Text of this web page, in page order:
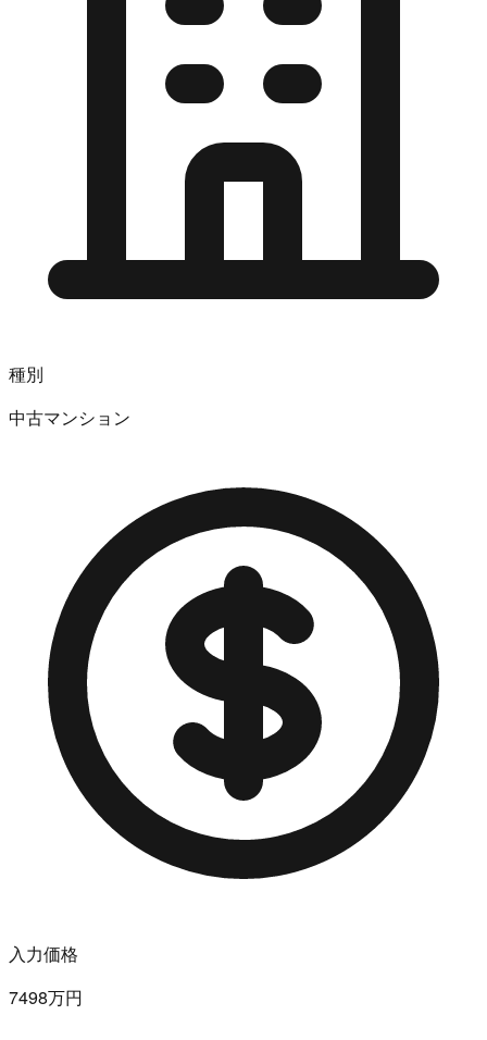
種別
中古マンション
入力価格
7498万円